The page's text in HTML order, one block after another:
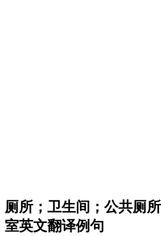
厕所；卫生间；公共厕
室英文翻译例句